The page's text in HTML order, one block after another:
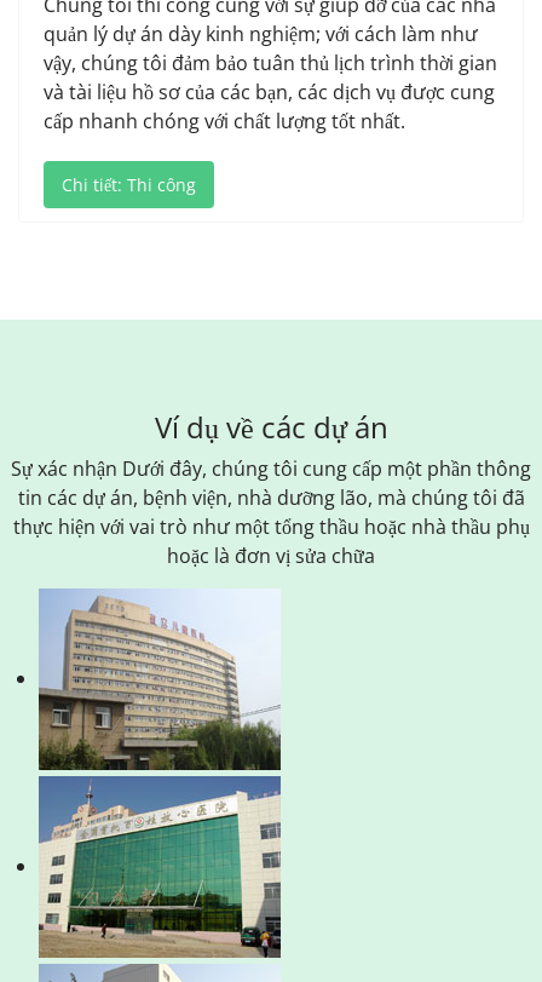
quản lý dự án dày kinh nghiệm; với cách làm như
vậy, chúng tôi đảm bảo tuân thủ lịch trình thời gian
và tài liệu hồ sơ của các bạn, các dịch vụ được cung
cấp nhanh chóng với chất lượng tốt nhất.
Chi tiết: Thi công
Ví dụ về các dự án
Sự xác nhận Dưới đây, chúng tôi cung cấp một phần thông
tin các dự án, bệnh viện, nhà dưỡng lão, mà chúng tôi đã
thực hiện với vai trò như một tổng thầu hoặc nhà thầu phụ
hoặc là đơn vị sửa chữa